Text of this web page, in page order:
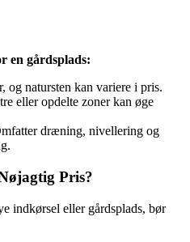
en gårdsplads:
og natursten kan variere i pris.
eller opdelte zoner kan øge
dræning, nivellering og
Pris?
indkørsel eller gårdsplads, bør